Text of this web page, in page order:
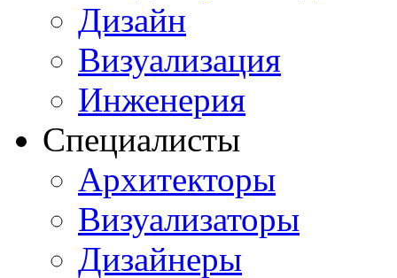
Дизайн
Визуализация
Инженерия
Специалисты
Архитекторы
Визуализаторы
Дизайнеры